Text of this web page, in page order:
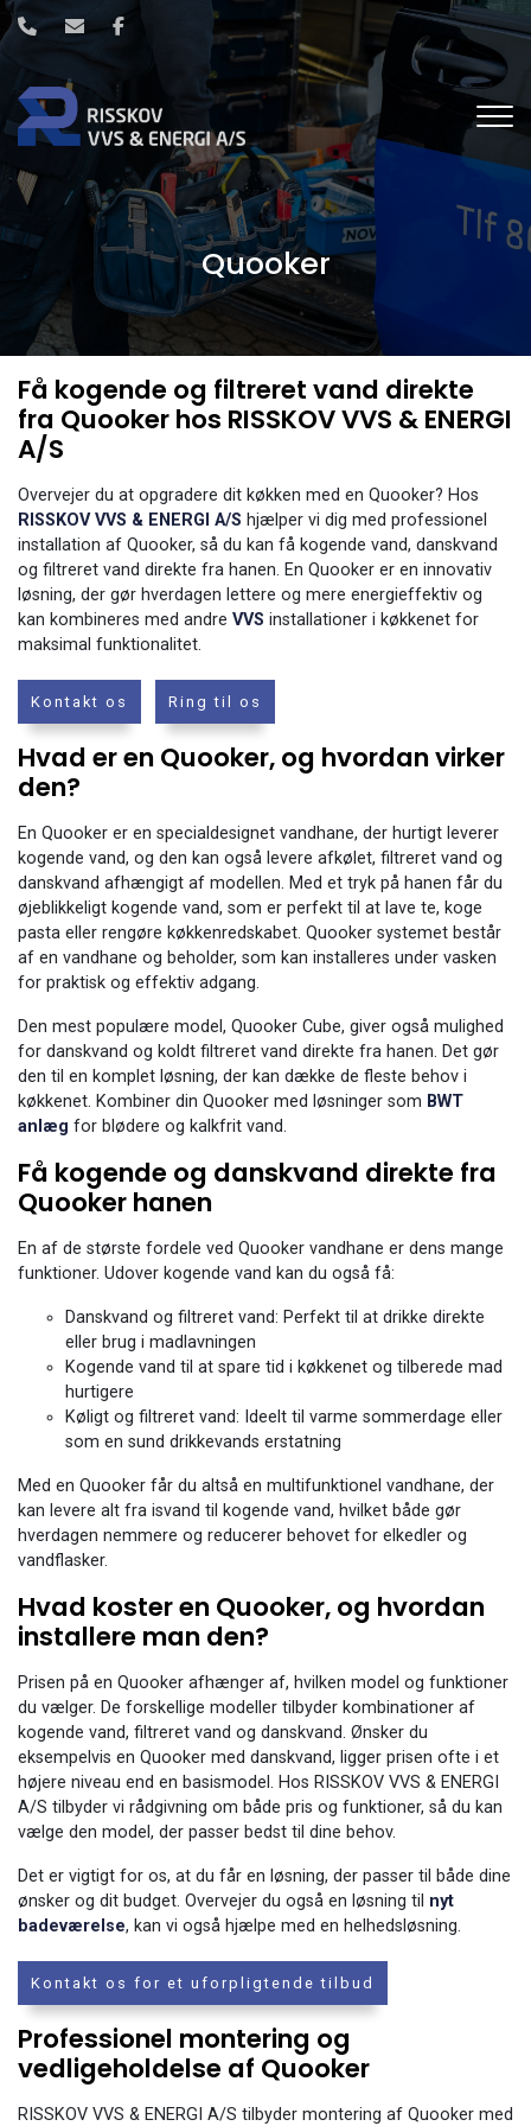
Gå
til
hovedindhold
Quooker
Få kogende og filtreret vand direkte
fra Quooker hos RISSKOV VVS & ENERGI
A/S
Overvejer du at opgradere dit køkken med en Quooker? Hos
RISSKOV VVS & ENERGI A/S hjælper vi dig med professionel
installation af Quooker, så du kan få kogende vand, danskvand
og filtreret vand direkte fra hanen. En Quooker er en innovativ
løsning, der gør hverdagen lettere og mere energieffektiv og
kan kombineres med andre VVS installationer i køkkenet for
maksimal funktionalitet.
Kontakt os Ring til os
Hvad er en Quooker, og hvordan virker
den?
En Quooker er en specialdesignet vandhane, der hurtigt leverer
kogende vand, og den kan også levere afkølet, filtreret vand og
danskvand afhængigt af modellen. Med et tryk på hanen får du
øjeblikkeligt kogende vand, som er perfekt til at lave te, koge
pasta eller rengøre køkkenredskabet. Quooker systemet består
af en vandhane og beholder, som kan installeres under vasken
for praktisk og effektiv adgang.
Den mest populære model, Quooker Cube, giver også mulighed
for danskvand og koldt filtreret vand direkte fra hanen. Det gør
den til en komplet løsning, der kan dække de fleste behov i
køkkenet. Kombiner din Quooker med løsninger som BWT
anlæg for blødere og kalkfrit vand.
Få kogende og danskvand direkte fra
Quooker hanen
En af de største fordele ved Quooker vandhane er dens mange
funktioner. Udover kogende vand kan du også få:
Danskvand og filtreret vand: Perfekt til at drikke direkte
eller brug i madlavningen
Kogende vand til at spare tid i køkkenet og tilberede mad
hurtigere
Køligt og filtreret vand: Ideelt til varme sommerdage eller
som en sund drikkevands erstatning
Med en Quooker får du altså en multifunktionel vandhane, der
kan levere alt fra isvand til kogende vand, hvilket både gør
hverdagen nemmere og reducerer behovet for elkedler og
vandflasker.
Hvad koster en Quooker, og hvordan
installere man den?
Prisen på en Quooker afhænger af, hvilken model og funktioner
du vælger. De forskellige modeller tilbyder kombinationer af
kogende vand, filtreret vand og danskvand. Ønsker du
eksempelvis en Quooker med danskvand, ligger prisen ofte i et
højere niveau end en basismodel. Hos RISSKOV VVS & ENERGI
A/S tilbyder vi rådgivning om både pris og funktioner, så du kan
vælge den model, der passer bedst til dine behov.
Det er vigtigt for os, at du får en løsning, der passer til både dine
ønsker og dit budget. Overvejer du også en løsning til nyt
badeværelse, kan vi også hjælpe med en helhedsløsning.
Kontakt os for et uforpligtende tilbud
Professionel montering og
vedligeholdelse af Quooker
RISSKOV VVS & ENERGI A/S tilbyder montering af Quooker med